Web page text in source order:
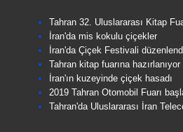
Tahran 32. Uluslararası Kitap
İran'da mis kokulu çiçekler
İran'da Çiçek Festivali
Tahran kitap fuarına hazırlanıyor
İran'ın kuzeyinde çiçek hasadı
2019 Tahran Otomobil Fuarı
Tahran'da Uluslararası İran